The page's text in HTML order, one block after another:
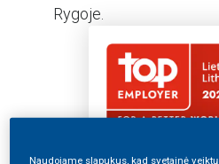
Rygoje.
Naudojame slapukus, kad svetainė